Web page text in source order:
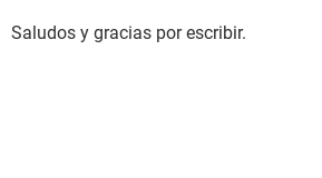
Saludos y gracias por escribir.